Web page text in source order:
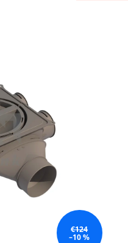
€124
–10 %